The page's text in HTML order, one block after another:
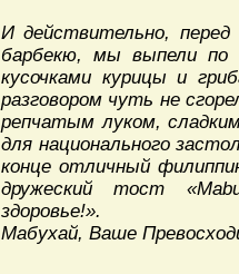
И действительно,
барбекю, мы выпели по
кусочками курицы и
разговором чуть не
репчатым луком,
для национального
конце отличный
дружеский тост
здоровье!».
Мабухай, Ваше